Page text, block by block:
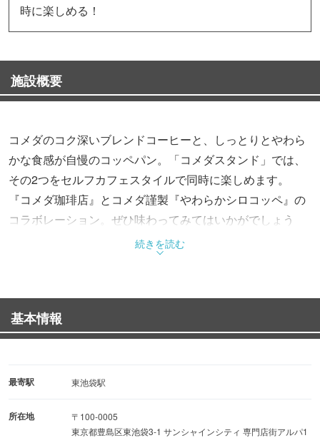
時に楽しめる！
施設概要
コメダのコク深いブレンドコーヒーと、しっとりとやわら
かな食感が自慢のコッペパン。「コメダスタンド」では、
その2つをセルフカフェスタイルで同時に楽しめます。
『コメダ珈琲店』とコメダ謹製『やわらかシロコッペ』の
コラボレーション。ぜひ味わってみてはいかがでしょう
続きを読む
基本情報
最寄駅 東池袋駅
所在地
〒100-0005
東京都豊島区東池袋3-1 サンシャインシティ 専門店街アルパ1